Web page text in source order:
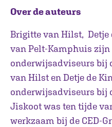
Over de auteurs
Brigitte van Hilst, Detje
van Pelt-Kamphuis zijn
onderwijsadviseurs bij
van Hilst en Detje de
onderwijsadviseurs bij
Jiskoot was ten tijde
werkzaam bij de CED-